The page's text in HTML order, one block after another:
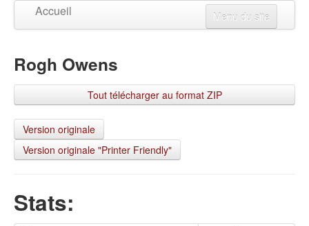
Menu du site
Accueil
Mises à jour
Visualiser un personnage
Changer la langue
Connexion
S'inscrire
Rogh Owens
Tout télécharger au format ZIP
Version originale
Version originale "Printer Friendly"
Stats: